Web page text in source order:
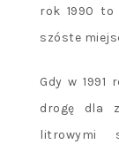
rok 1990
szóste
Gdy w 1991
drogę dla
litrowymi